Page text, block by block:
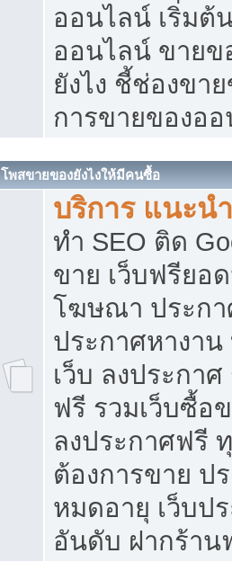
ออนไลน์ เริ่มต้
ออนไลน์ ขายข
ยังไง ชี้ช่องขา
การขายของอ
โพสขายของยังไงให้มีคนซื้อ
บริการ แนะน
ทำ SEO ติด
ขาย เว็บฟรียอ
โฆษณา ประกา
ประกาศหางา
เว็บ ลงประกา
ฟรี รวมเว็บซื้อ
ลงประกาศฟรี
ต้องการขาย ป
หมดอายุ เว็บป
อันดับ ฝากร้าน